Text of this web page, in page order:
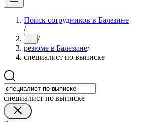
Поиск сотрудников в Балезине
/
... /
резюме в Балезине/
специалист по выписке
специалист по выписке